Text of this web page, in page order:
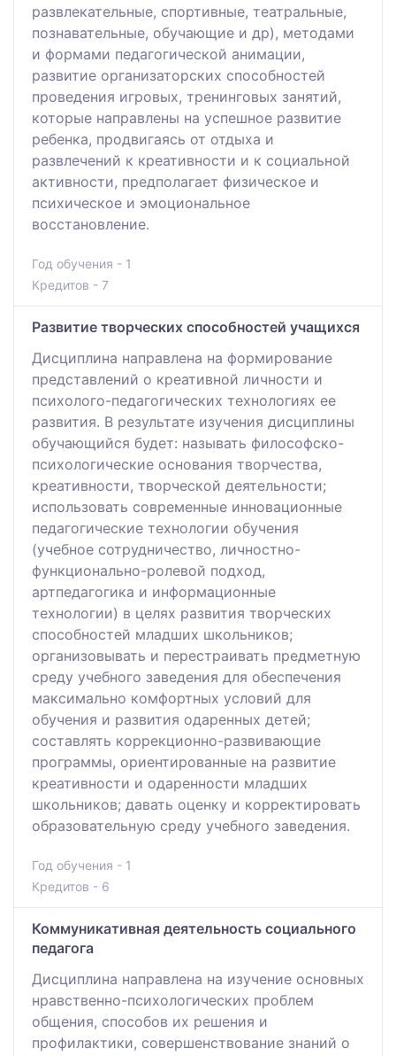
развлекательные, спортивные, театральные,
познавательные, обучающие и др), методами
и формами педагогической анимации,
развитие организаторских способностей
проведения игровых, тренинговых занятий,
которые направлены на успешное развитие
ребенка, продвигаясь от отдыха и
развлечений к креативности и к социальной
активности, предполагает физическое и
психическое и эмоциональное
восстановление.
Год обучения - 1
Кредитов - 7
Развитие творческих способностей учащихся
Дисциплина направлена на формирование
представлений о креативной личности и
психолого-педагогических технологиях ее
развития. В результате изучения дисциплины
обучающийся будет: называть философско-
психологические основания творчества,
креативности, творческой деятельности;
использовать современные инновационные
педагогические технологии обучения
(учебное сотрудничество, личностно-
функционально-ролевой подход,
артпедагогика и информационные
технологии) в целях развития творческих
способностей младших школьников;
организовывать и перестраивать предметную
среду учебного заведения для обеспечения
максимально комфортных условий для
обучения и развития одаренных детей;
составлять коррекционно-развивающие
программы, ориентированные на развитие
креативности и одаренности младших
школьников; давать оценку и корректировать
образовательную среду учебного заведения.
Год обучения - 1
Кредитов - 6
Коммуникативная деятельность социального
педагога
Дисциплина направлена на изучение основных
нравственно-психологических проблем
общения, способов их решения и
профилактики, совершенствование знаний о